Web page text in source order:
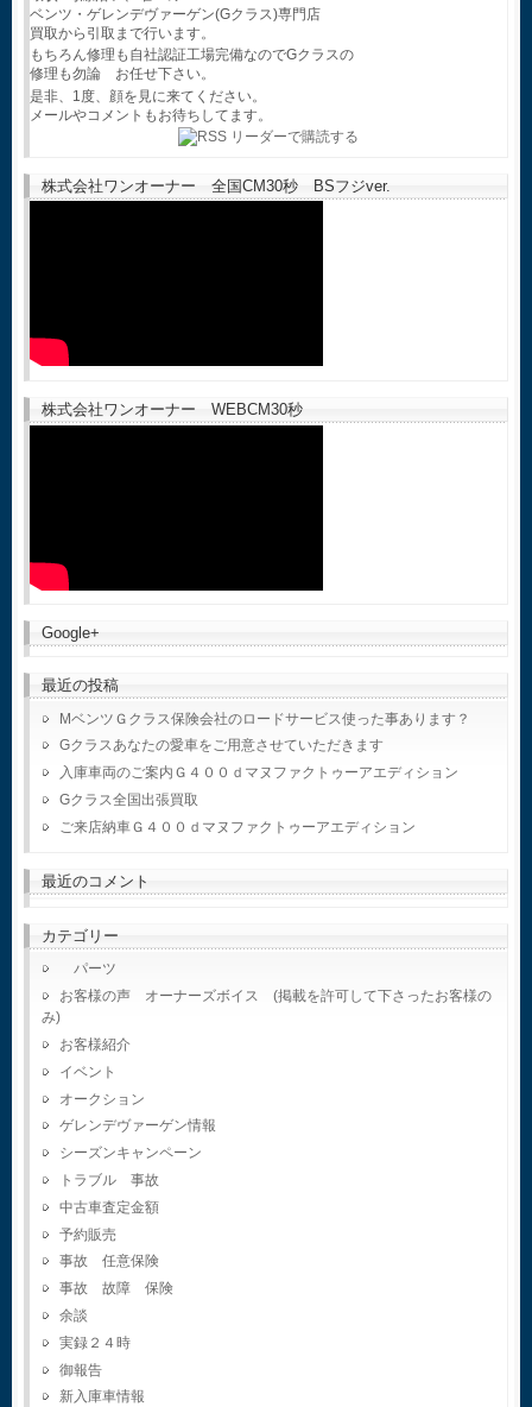
ベンツ・ゲレンデヴァーゲン(Gクラス)専門店
買取から引取まで行います。
もちろん修理も自社認証工場完備なのでGクラスの
修理も勿論 お任せ下さい。
是非、1度、顔を見に来てください。
メールやコメントもお待ちしてます。
株式会社ワンオーナー 全国CM30秒 BSフジver.
株式会社ワンオーナー WEBCM30秒
Google+
最近の投稿
MベンツＧクラス保険会社のロードサービス使った事あります？
Gクラスあなたの愛車をご用意させていただきます
入庫車両のご案内Ｇ４００ｄマヌファクトゥーアエディション
Gクラス全国出張買取
ご来店納車Ｇ４００ｄマヌファクトゥーアエディション
最近のコメント
カテゴリー
パーツ
お客様の声 オーナーズボイス (掲載を許可して下さったお客様の
み)
お客様紹介
イベント
オークション
ゲレンデヴァーゲン情報
シーズンキャンペーン
トラブル 事故
中古車査定金額
予約販売
事故 任意保険
事故 故障 保険
余談
実録２４時
御報告
新入庫車情報